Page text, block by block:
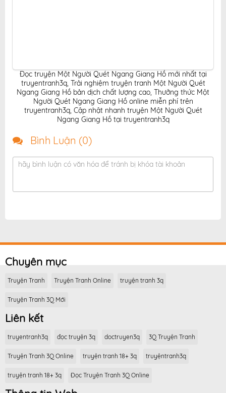
Đọc truyện Một Người Quét Ngang Giang Hồ mới nhất tại
truyentranh3q, Trải nghiệm truyện tranh Một Người Quét
Ngang Giang Hồ bản dịch chất lượng cao, Thưởng thức Một
Người Quét Ngang Giang Hồ online miễn phí trên
truyentranh3q, Cập nhật nhanh truyện Một Người Quét
Ngang Giang Hồ tại truyentranh3q
Bình Luận (0)
hãy bình luận có văn hóa để tránh bị khóa tài khoản
Chuyên mục
Truyện Tranh Truyện Tranh Online truyện tranh 3q
Truyện Tranh 3Q Mới
Liên kết
truyentranh3q đọc truyện 3q doctruyen3q 3Q Truyện Tranh
Truyện Tranh 3Q Online truyện tranh 18+ 3q truyệntranh3q
truyện tranh 18+ 3q Đọc Truyện Tranh 3Q Online